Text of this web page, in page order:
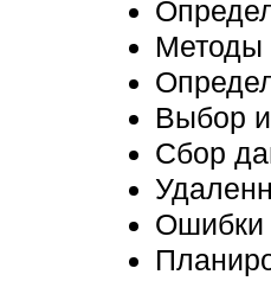
Методы
Выбор
Сбор
Ошибки